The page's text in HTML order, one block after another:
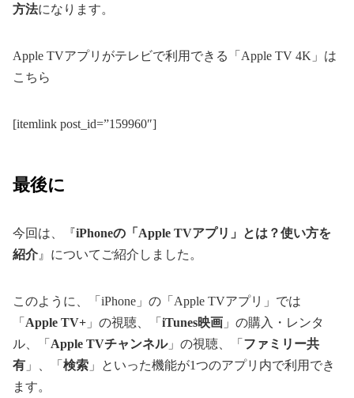
方法になります。
Apple TVアプリがテレビで利用できる「Apple TV 4K」は
こちら
[itemlink post_id=”159960″]
最後に
今回は、『iPhoneの「Apple TVアプリ」とは？使い方を
紹介 』についてご紹介しました。
このように、「iPhone」の「Apple TVアプリ」では
「 Apple TV+ 」の視聴、「 iTunes映画 」の購入・レンタ
ル、「 Apple TVチャンネル」の視聴、「 ファミリー共
有 」、「 検索 」といった機能が1つのアプリ内で利用でき
ます。